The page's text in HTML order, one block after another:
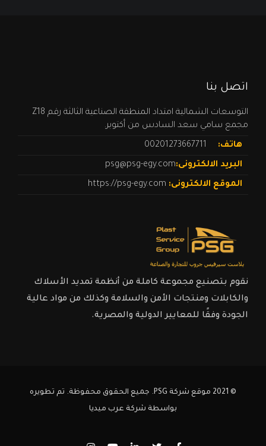
اتصل بنا
التوسعات الشمالية امتداد المنطقة الصناعية الثالثة رقم Z18
مجمع سامي سعد السادس من أكتوبر.
هاتف: 00201273667711
البريد الالكترونى:psg@psg-egy.com
الموقع الالكترونى:
نقوم بتصنيع مجموعة كاملة من أنظمة تمديد الأسلاك
والكابلات ومنتجات الأمن والسلامة وكذلك من مواد عالية
الجودة وفقًا للمعايير الدولية والمصرية.
© 2021 موقع شركة PSG. جميع الحقوق محفوظة. تم تطويره
بواسطة شركة عرب ميديا